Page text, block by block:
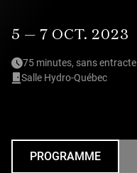
5 — 7 OCT. 2023
75 minutes, sans entracte
Salle Hydro-Québec
PROGRAMME
UNDEFINED